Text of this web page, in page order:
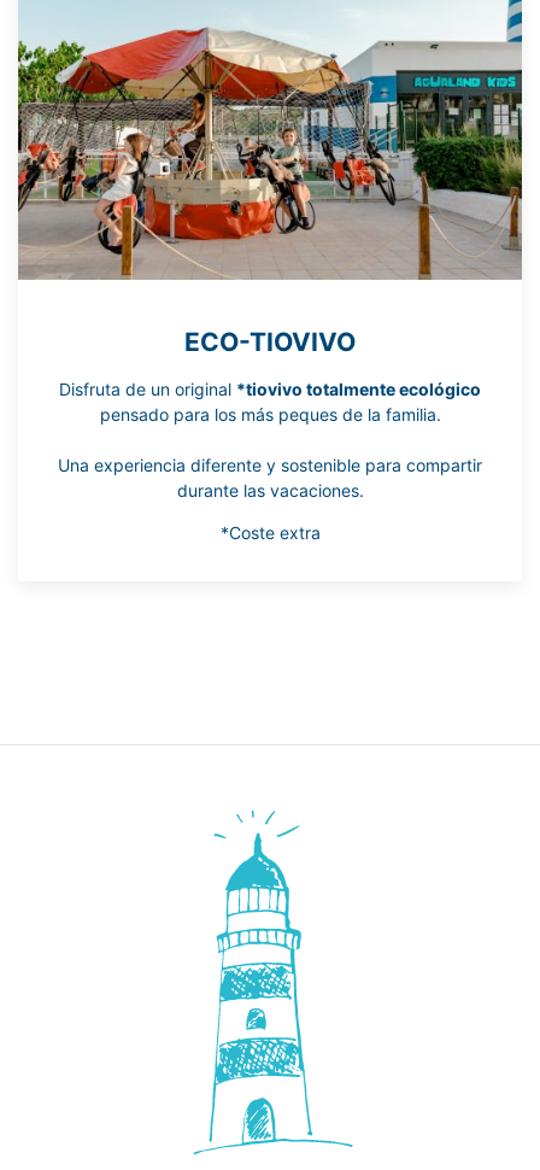
ECO-TIOVIVO
Disfruta de un original *tiovivo totalmente ecológico
pensado para los más peques de la familia.
Una experiencia diferente y sostenible para compartir
durante las vacaciones.
*Coste extra